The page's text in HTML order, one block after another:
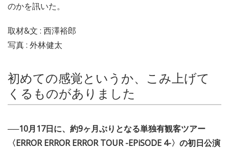
のかを訊いた。
取材&文 : 西澤裕郎
写真 : 外林健太
初めての感覚というか、こみ上げて
くるものがありました
──10月17日に、約9ヶ月ぶりとなる単独有観客ツアー
〈ERROR ERROR ERROR TOUR -EPiSODE 4-〉の初日公演